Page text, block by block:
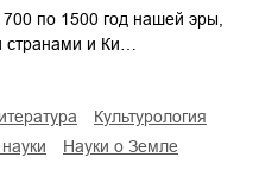
по 1500 год нашей эры,
странами и Ки…
культурология
науки о Земле